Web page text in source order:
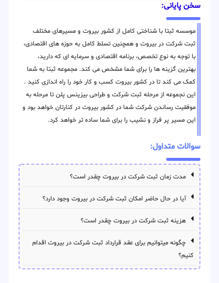
سخن پایانی:
موسسه ثبتا با شناختی کامل از کشور بیروت و مسیرهای مختلف
ثبت شرکت در بیروت و همچنین تسلط کامل به حوزه های اقتصادی،
با توجه به نوع تخصص، برنامه اقتصادی و سرمایه ای که دارید،
بهترین گزینه ها را برای شما مشخص می کند. مجموعه ثبتا به شما
کمک می کند تا در کشور بیروت کسب و کار خود را راه اندازی کنید .
این نجموعه از مرحله ثبت شرکت و طراحی بیزینس پلن تا مرحله به
موفقیت رساندن شرکت شما در کشور بیروت در کنارتان خواهد بود و
این مسیر پر فراز و نشیب را برای شما ساده تر خواهد کرد.
سوالات متداول:
مدت زمان ثبت شرکت در بیروت چقدر است؟
آیا در حال حاضر امکان ثبت شرکت در بیروت وجود دارد؟
هزینه ثبت شرکت در بیروت چقدر است؟
چگونه میتوانیم برای عقد قرارداد ثبت شرکت در بیروت اقدام
کنیم؟